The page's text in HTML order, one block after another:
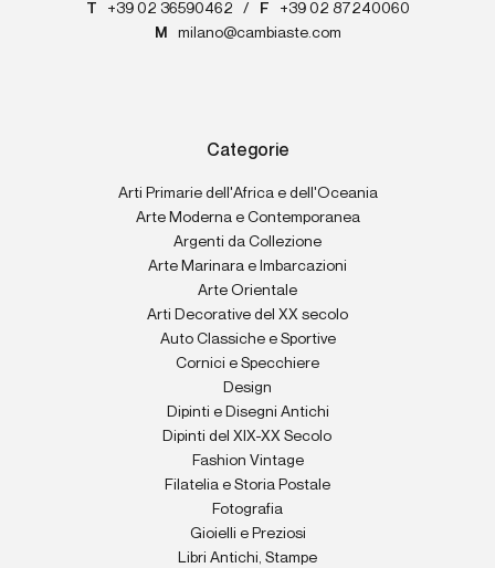
T
+39 02 36590462 / F
+39 02 87240060
M
milano@cambiaste.com
Categorie
Arti Primarie dell'Africa e dell'Oceania
Arte Moderna e Contemporanea
Argenti da Collezione
Arte Marinara e Imbarcazioni
Arte Orientale
Arti Decorative del XX secolo
Auto Classiche e Sportive
Cornici e Specchiere
Design
Dipinti e Disegni Antichi
Dipinti del XIX-XX Secolo
Fashion Vintage
Filatelia e Storia Postale
Fotografia
Gioielli e Preziosi
Libri Antichi, Stampe